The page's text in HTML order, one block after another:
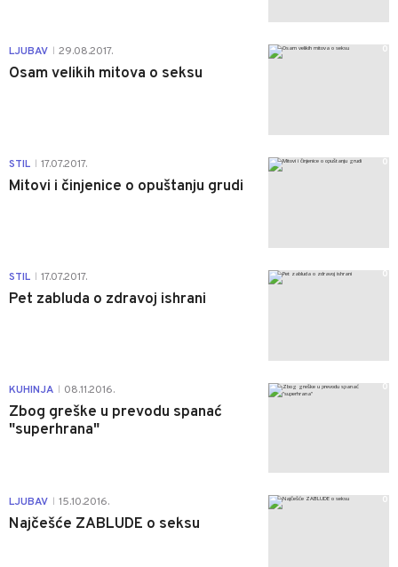
LJUBAV 29.08.2017.
Osam velikih mitova o seksu
0
STIL 17.07.2017.
Mitovi i činjenice o opuštanju grudi
0
STIL 17.07.2017.
Pet zabluda o zdravoj ishrani
0
KUHINJA 08.11.2016.
Zbog greške u prevodu spanać
"superhrana"
0
LJUBAV 15.10.2016.
Najčešće ZABLUDE o seksu
0